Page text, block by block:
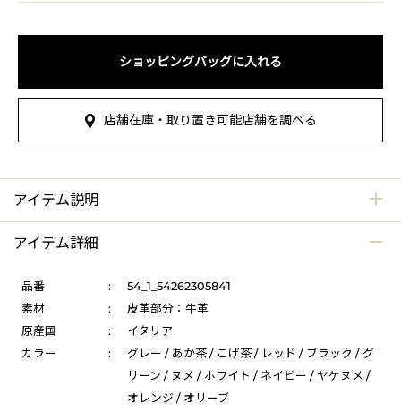
ショッピングバッグに入れる
店舗在庫・取り置き可能店舗を調べる
アイテム説明
アイテム詳細
品番 :
54_1_54262305841
素材
:
皮革部分：牛革
原産国
:
イタリア
カラー
:
グレー / あか茶 / こげ茶 / レッド / ブラック / グ
リーン / ヌメ / ホワイト / ネイビー / ヤケヌメ /
オレンジ / オリーブ